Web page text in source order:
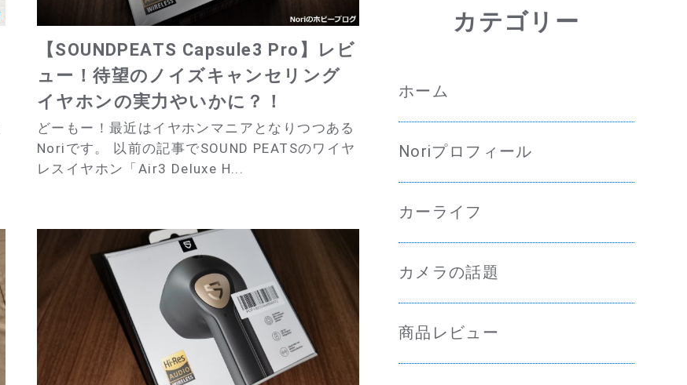
【SOUNDPEATS Capsule3 Pro】レビ
ュー！待望のノイズキャンセリング
イヤホンの実力やいかに？！
どーもー！最近はイヤホンマニアとなりつつある
Noriです。 以前の記事でSOUND PEATSのワイヤ
レスイヤホン「Air3 Deluxe H...
カテゴリー
ホーム
Noriプロフィール
カーライフ
カメラの話題
商品レビュー